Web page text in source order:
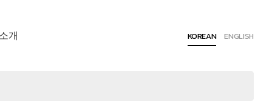
개 KOREAN ENGLISH